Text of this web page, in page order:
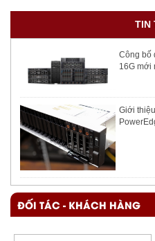
TIN
Công bố
16G mới
Giới
ĐỐI TÁC - KHÁCH HÀNG